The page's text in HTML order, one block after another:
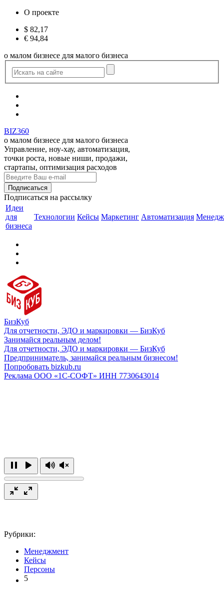
О проекте
$ 82,17
€ 94,84
о малом бизнесе для малого бизнеса
BIZ360
о малом бизнесе для малого бизнеса
Управление, ноу-хау, автоматизация,
точки роста, новые ниши, продажи,
стартапы, оптимизация расходов
Подписаться на рассылку
Идеи
для
бизнеса
Технологии Кейсы Маркетинг Автоматизация
БизКуб
Для отчетности, ЭДО и маркировки — БизКуб
Занимайся реальным делом!
Для отчетности, ЭДО и маркировки — БизКуб
Предприниматель, занимайся реальным бизнесом!
Попробовать bizkub.ru
Реклама ООО «1С-СОФТ» ИНН 7730643014
Рубрики:
Менеджмент
Кейсы
Персоны
5